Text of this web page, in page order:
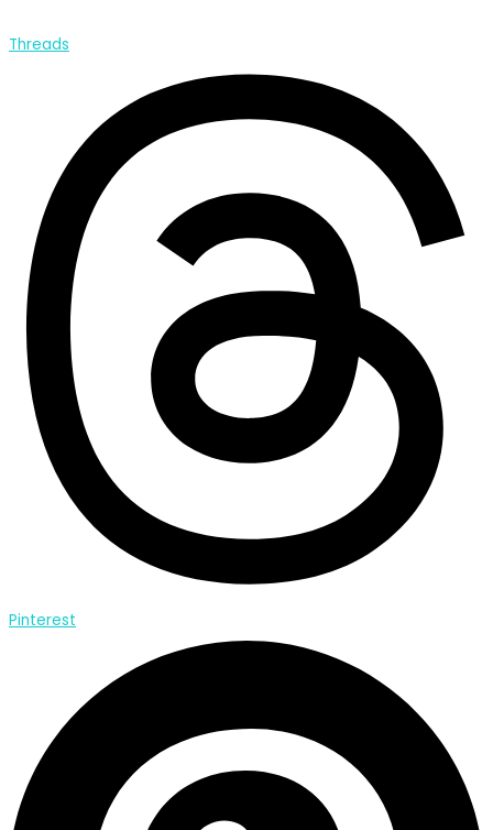
Threads
Pinterest